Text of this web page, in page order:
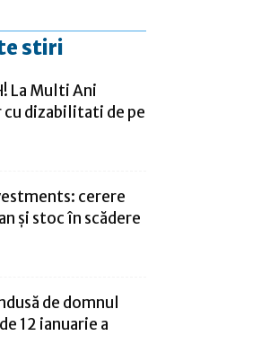
stiri
La Multi Ani
dizabilitati de pe
cerere
și stoc în scădere
de domnul
12 ianuarie a